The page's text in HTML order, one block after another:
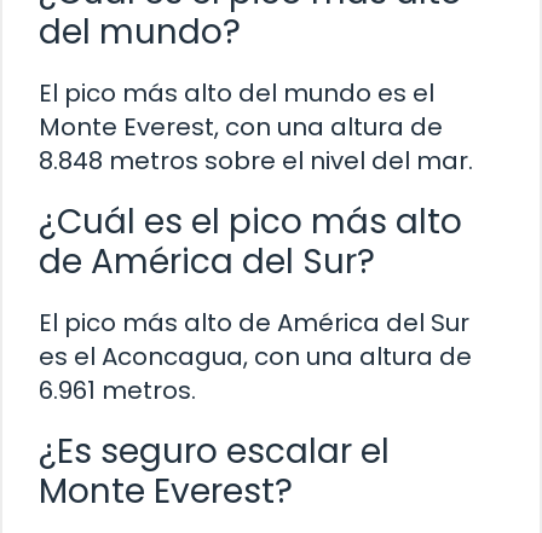
del mundo?
El pico más alto del mundo es el
Monte Everest, con una altura de
8.848 metros sobre el nivel del mar.
¿Cuál es el pico más alto
de América del Sur?
El pico más alto de América del Sur
es el Aconcagua, con una altura de
6.961 metros.
¿Es seguro escalar el
Monte Everest?